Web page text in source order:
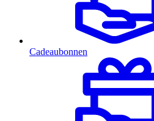
Cadeaubonnen